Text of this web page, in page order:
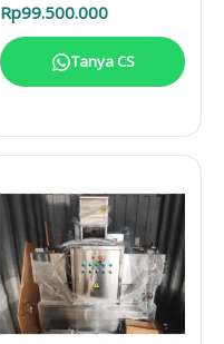
Rp99.500.000
Tanya CS